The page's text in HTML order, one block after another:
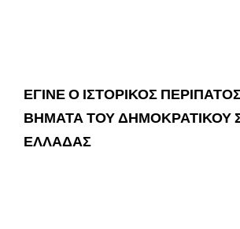
ΕΓΙΝΕ Ο ΙΣΤΟΡΙΚΟΣ
ΒΗΜΑΤΑ ΤΟΥ ΔΗΜΟΚΡΑΤΙΚΟΥ
ΕΛΛΑΔΑΣ